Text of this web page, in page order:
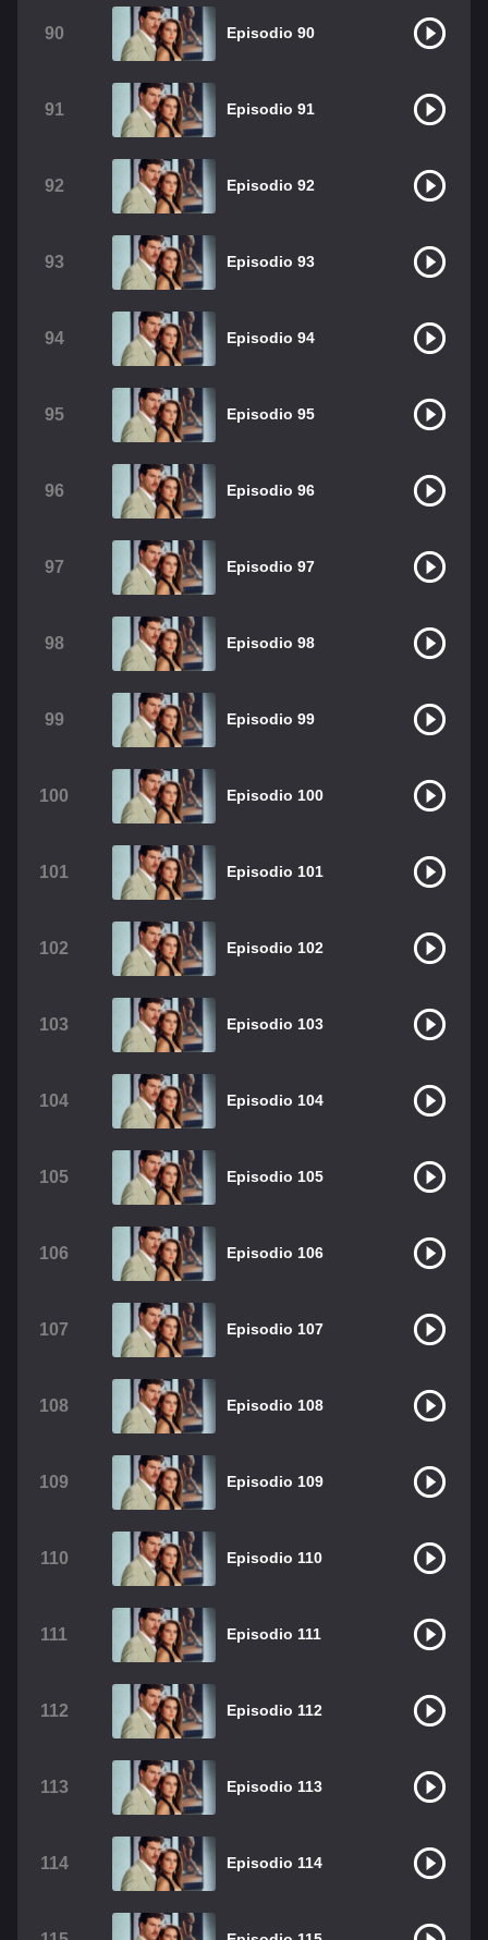
90 Episodio 90
91 Episodio 91
92 Episodio 92
93 Episodio 93
94 Episodio 94
95 Episodio 95
96 Episodio 96
97 Episodio 97
98 Episodio 98
99 Episodio 99
100 Episodio 100
101 Episodio 101
102 Episodio 102
103 Episodio 103
104 Episodio 104
105 Episodio 105
106 Episodio 106
107 Episodio 107
108 Episodio 108
109 Episodio 109
110 Episodio 110
111 Episodio 111
112 Episodio 112
113 Episodio 113
114 Episodio 114